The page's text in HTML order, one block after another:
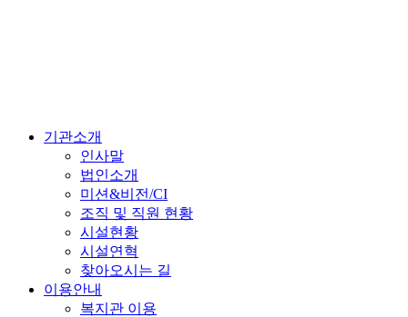
기관소개
인사말
법인소개
미션&비전/CI
조직 및 직원 현황
시설현황
시설연혁
찾아오시는 길
이용안내
복지관 이용